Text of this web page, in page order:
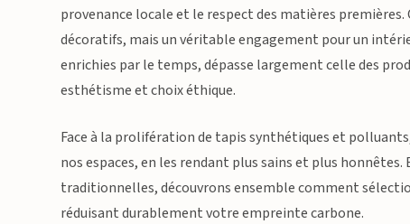
provenance locale et le respect des matières
décoratifs, mais un véritable engagement pour un
enrichies par le temps, dépasse largement celle des
esthétisme et choix éthique.
Face à la prolifération de tapis synthétiques et
nos espaces, en les rendant plus sains et plus
traditionnelles, découvrons ensemble comment
réduisant durablement votre empreinte carbone.